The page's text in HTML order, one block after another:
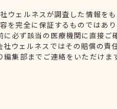
ウェルネスが調査した情報を
を完全に保証するものではあ
必ず該当の医療機関に直接ご
ウェルネスではその賠償の責
集部までご連絡をいただけま